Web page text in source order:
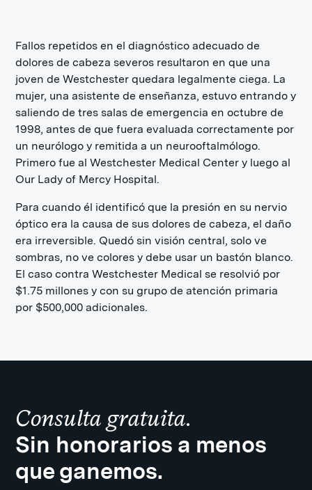
Fallos repetidos en el diagnóstico adecuado de
dolores de cabeza severos resultaron en que una
joven de Westchester quedara legalmente ciega. La
mujer, una asistente de enseñanza, estuvo entrando y
saliendo de tres salas de emergencia en octubre de
1998, antes de que fuera evaluada correctamente por
un neurólogo y remitida a un neurooftalmólogo.
Primero fue al Westchester Medical Center y luego al
Our Lady of Mercy Hospital.
Para cuando él identificó que la presión en su nervio
óptico era la causa de sus dolores de cabeza, el daño
era irreversible. Quedó sin visión central, solo ve
sombras, no ve colores y debe usar un bastón blanco.
El caso contra Westchester Medical se resolvió por
$1.75 millones y con su grupo de atención primaria
por $500,000 adicionales.
Consulta gratuita.
Sin honorarios a menos
que ganemos.